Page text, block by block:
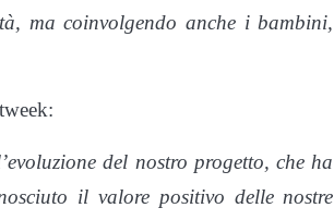
ma coinvolgendo anche i bambini,
del nostro progetto, che ha
il valore positivo delle nostre